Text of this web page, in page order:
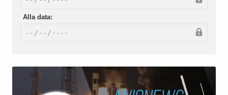
Alla data: